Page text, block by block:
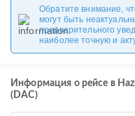
Обратите внимание,
могут быть
предварительного
наиболее точную и
Информация о рейсе в
(DAC)